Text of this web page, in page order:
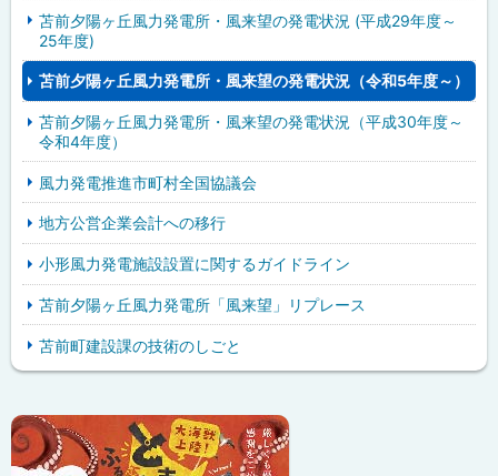
苫前夕陽ヶ丘風力発電所・風来望の発電状況 (平成29年度～
25年度)
苫前夕陽ヶ丘風力発電所・風来望の発電状況（令和5年度～）
苫前夕陽ヶ丘風力発電所・風来望の発電状況（平成30年度～
令和4年度）
風力発電推進市町村全国協議会
地方公営企業会計への移行
小形風力発電施設設置に関するガイドライン
苫前夕陽ヶ丘風力発電所「風来望」リプレース
苫前町建設課の技術のしごと
サ
イ
ッ